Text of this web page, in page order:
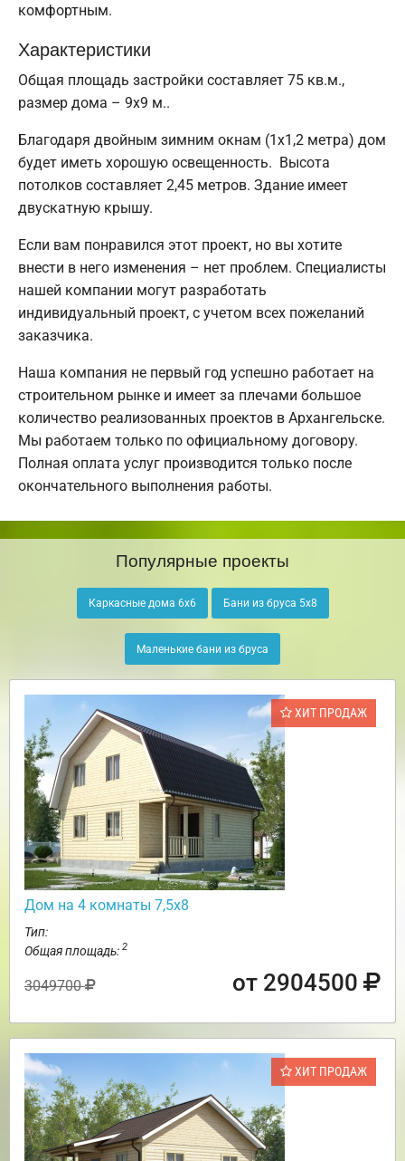
комфортным.
Характеристики
Общая площадь застройки составляет 75 кв.м.,
размер дома – 9х9 м..
Благодаря двойным зимним окнам (1x1,2 метра) дом
будет иметь хорошую освещенность. Высота
потолков составляет 2,45 метров. Здание имеет
двускатную крышу.
Если вам понравился этот проект, но вы хотите
внести в него изменения – нет проблем. Специалисты
нашей компании могут разработать
индивидуальный проект, с учетом всех пожеланий
заказчика.
Наша компания не первый год успешно работает на
строительном рынке и имеет за плечами большое
количество реализованных проектов в Архангельске.
Мы работаем только по официальному договору.
Полная оплата услуг производится только после
окончательного выполнения работы.
Популярные проекты
Каркасные дома 6х6 Бани из бруса 5х8
Маленькие бани из бруса
ХИТ ПРОДАЖ
Дом на 4 комнаты 7,5х8
Тип:
Общая площадь: 2
3049700 от 2904500
ХИТ ПРОДАЖ